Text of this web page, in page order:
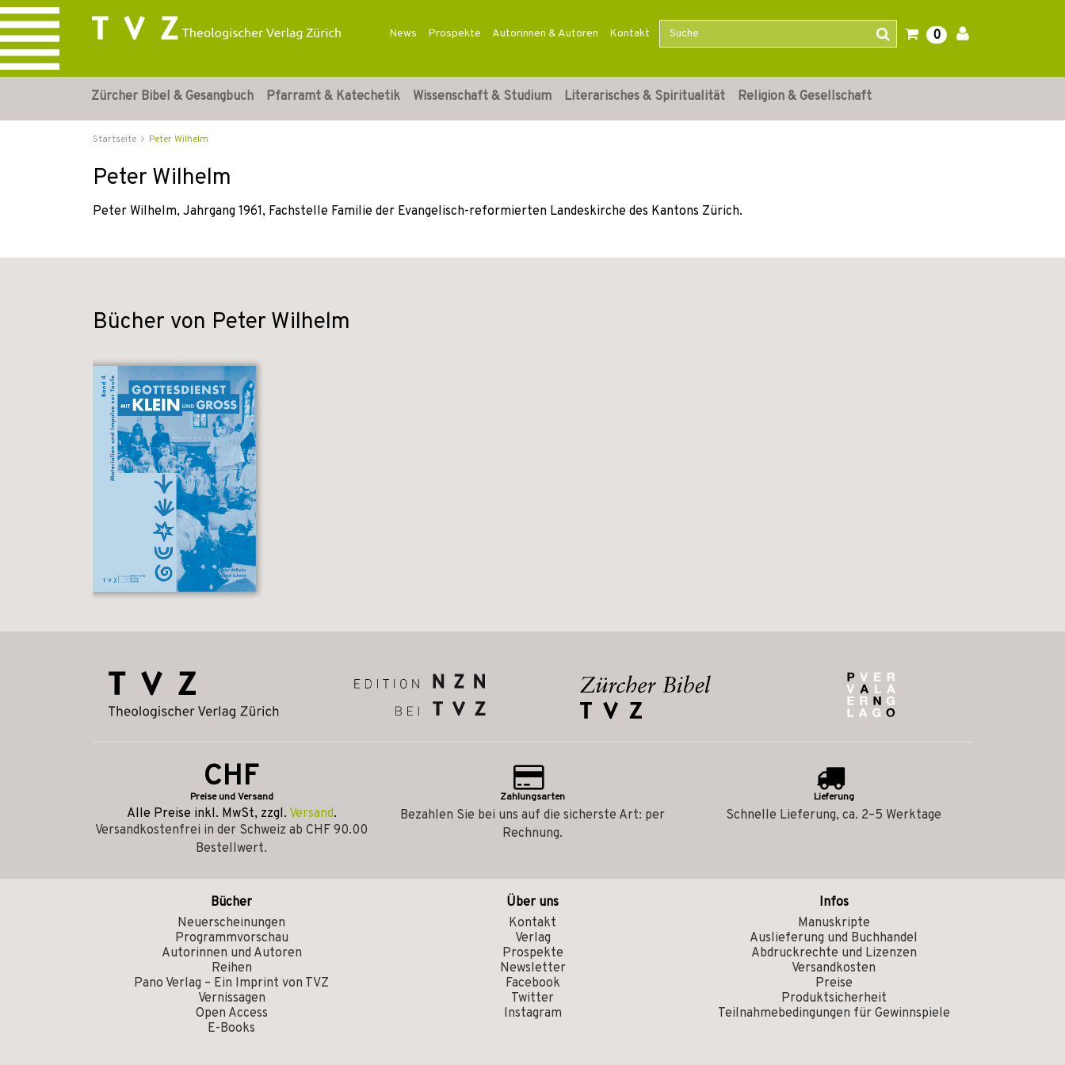
News Prospekte Autorinnen & Autoren Kontakt 0
Zürcher Bibel & Gesangbuch Pfarramt & Katechetik Wissenschaft & Studium Literarisches & Spiritualität Religion & Gesellschaft
Startseite Peter Wilhelm
Peter Wilhelm
Peter Wilhelm, Jahrgang 1961, Fachstelle Familie der Evangelisch-reformierten Landeskirche des Kantons Zürich.
Bücher von Peter Wilhelm
CHF
Preise und Versand
Alle Preise inkl. MwSt, zzgl. Versand.
Versandkostenfrei in der Schweiz ab CHF 90.00
Bestellwert.
Zahlungsarten
Bezahlen Sie bei uns auf die sicherste Art: per
Rechnung.
Lieferung
Schnelle Lieferung, ca. 2–5 Werktage
Bücher
Neuerscheinungen
Programmvorschau
Autorinnen und Autoren
Reihen
Pano Verlag – Ein Imprint von TVZ
Vernissagen
Open Access
E-Books
Über uns
Kontakt
Verlag
Prospekte
Newsletter
Facebook
Twitter
Instagram
Infos
Manuskripte
Auslieferung und Buchhandel
Abdruckrechte und Lizenzen
Versandkosten
Preise
Produktsicherheit
Teilnahmebedingungen für Gewinnspiele